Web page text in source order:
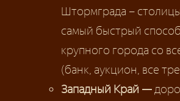
Штормграда –
самый быстрый
крупного города со
(банк, аукцион, все
Западный Край —